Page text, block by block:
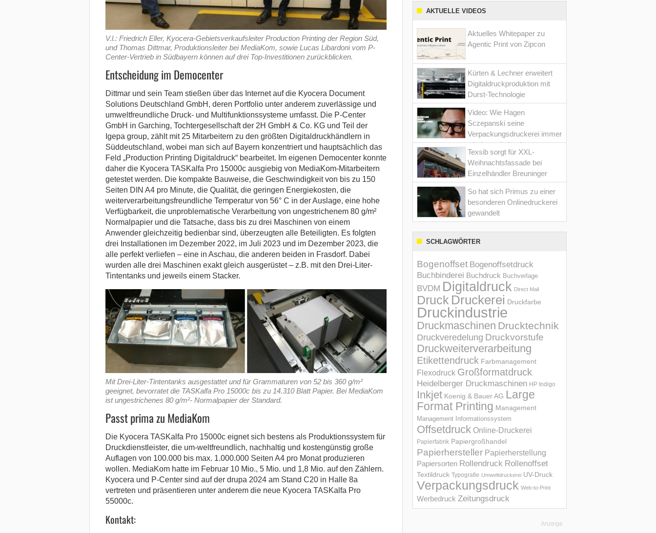
V.l.: Friedrich Eller, Kyocera-Gebietsverkaufsleiter Production Printing der Region Süd,
und Thomas Dittmar, Produktionsleiter bei MediaKom, sowie Lucas Libardoni vom P-
Center-Vertrieb in Südbayern können auf drei Top-Investitionen zurückblicken.
Entscheidung im Democenter
Dittmar und sein Team stießen über das Internet auf die Kyocera Document
Solutions Deutschland GmbH, deren Portfolio unter anderem zuverlässige und
umweltfreundliche Druck- und Multifunktionssysteme umfasst. Die P-Center
GmbH in Garching, Tochtergesellschaft der 2H GmbH & Co. KG und Teil der
Igepa group, zählt mit 25 Mitarbeitern zu den größten Digitaldruckhändlern in
Süddeutschland, wobei man sich auf Bayern konzentriert und hauptsächlich das
Feld „Production Printing Digitaldruck“ bearbeitet. Im eigenen Democenter konnte
daher die Kyocera TASKalfa Pro 15000c ausgiebig von MediaKom-Mitarbeitern
getestet werden. Die kompakte Bauweise, die Geschwindigkeit von bis zu 150
Seiten DIN A4 pro Minute, die Qualität, die geringen Energiekosten, die
weiterverarbeitungsfreundliche Temperatur von 56° C in der Auslage, eine hohe
Verfügbarkeit, die unproblematische Verarbeitung von ungestrichenem 80 g/m²
Normalpapier und die Tatsache, dass bis zu drei Maschinen von einem
Anwender gleichzeitig bedienbar sind, überzeugten alle Beteiligten. Es folgten
drei Installationen im Dezember 2022, im Juli 2023 und im Dezember 2023, die
alle perfekt verliefen – eine in Aschau, die anderen beiden in Frasdorf. Dabei
wurden alle drei Maschinen exakt gleich ausgerüstet – z.B. mit den Drei-Liter-
Tintentanks und jeweils einem Stacker.
Mit Drei-Liter-Tintentanks ausgestattet und für Grammaturen von 52 bis 360 g/m²
geeignet, bevorratet die TASKalfa Pro 15000c bis zu 14.310 Blatt Papier. Bei MediaKom
ist ungestrichenes 80 g/m²- Normalpapier der Standard.
Passt prima zu MediaKom
Die Kyocera TASKalfa Pro 15000c eignet sich bestens als Produktionssystem für
Druckdienstleister, die um-weltfreundlich, nachhaltig und kostengünstig große
Auflagen von 100.000 bis max. 1.000.000 Seiten A4 pro Monat produzieren
wollen. MediaKom hatte im Februar 10 Mio., 5 Mio. und 1,8 Mio. auf den Zählern.
Kyocera und P-Center sind auf der drupa 2024 am Stand C20 in Halle 8a
vertreten und präsentieren unter anderem die neue Kyocera TASKalfa Pro
55000c.
Kontakt:
AKTUELLE VIDEOS
Aktuelles Whitepaper zu
Agentic Print von Zipcon
Kürten & Lechner erweitert
Digitaldruckproduktion mit
Durst-Technologie
Video: Wie Hagen
Sczepanski seine
Verpackungsdruckerei immer
wieder optimiert hat
Texsib sorgt für XXL-
Weihnachtsfassade bei
Einzelhändler Breuninger
So hat sich Primus zu einer
besonderen Onlinedruckerei
gewandelt
SCHLAGWÖRTER
Bogenoffset Bogenoffsetdruck
Buchbinderei Buchdruck Buchverlage
BVDM Digitaldruck Direct Mail
Druck Druckerei Druckfarbe
Druckindustrie
Druckmaschinen Drucktechnik
Druckveredelung Druckvorstufe
Druckweiterverarbeitung
Etikettendruck Farbmanagement
Flexodruck Großformatdruck
Heidelberger Druckmaschinen HP Indigo
Inkjet Koenig & Bauer AG Large
Format Printing Management
Management Informations­system
Offsetdruck Online-Druckerei
Papierfabrik Papiergroßhandel
Papierhersteller Papierherstellung
Papiersorten Rollendruck Rollenoffset
Textildruck Typografie Umweltdruckerei UV-Druck
Verpackungsdruck Web-to-Print
Werbedruck Zeitungsdruck
Anzeige